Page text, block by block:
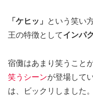
「ケヒッ」
という笑い
王の特徴としてインパ
宿儺はあまり笑うこと
笑うシーンが登場して
は、ビックリしました。